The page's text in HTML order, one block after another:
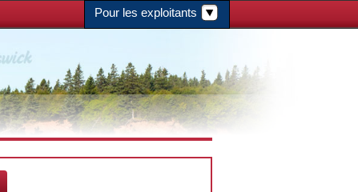
Pour les exploitants